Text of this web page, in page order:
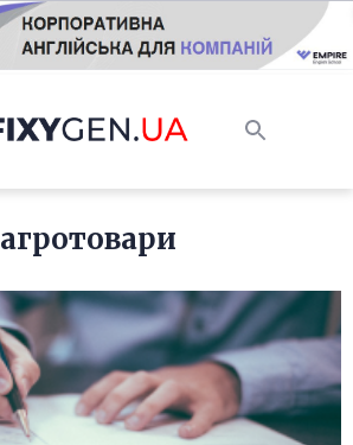
агротовари